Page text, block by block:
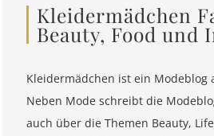
Kleidermädchen
Beauty, Food und
Kleidermädchen ist ein Modeblog
Neben Mode schreibt die
auch über die Themen Beauty,